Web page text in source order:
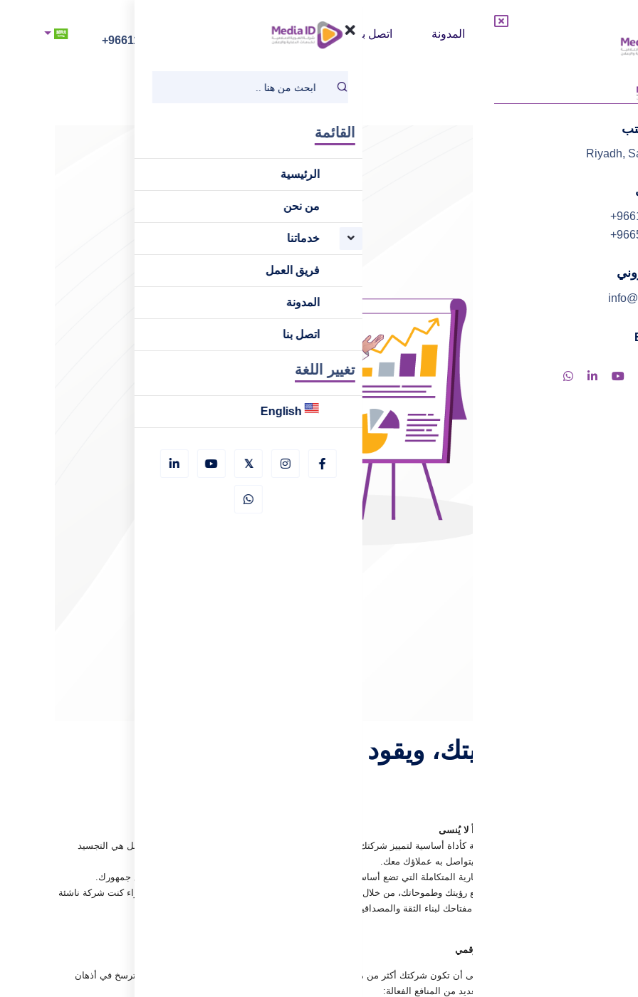
المدونة اتصل بنا +966112218218
القائمة
الرئيسية
من نحن
خدماتنا
فريق العمل
المدونة
اتصل بنا
تغيير اللغة
English
Riyadh,
تصميم يعكس رؤيتك، ويقود تميزك
الإعلامية تبني لك علامة تجارية تترك أثراً لا يُنسى
عالم الأعمال المتسارع، تبرز الهوية التجارية كأداة أساسية لتمييز شركتك عن الآخرين. الهوية التجارية ليست مجرد شعار أو تصميم، بل هي التجسيد
لرسالتك، قيمك، وأسلوبك الفريد الذي يتواصل به عملاؤك معك.
الهوية الإعلامية، نقدم لك خدمة الهوية التجارية المتكاملة التي تضع أساساً قوياً لشركتك وتساهم في بناء علاقة قوية وطويلة الأمد مع جمهورك.
نساعدك في تصميم هوية تجارية تتناغم مع رؤيتك وطموحاتك، من خلال حلول مبتكرة تؤكد مكانتك في السوق وتعزز من تميزك. سواء كنت شركة ناشئة
مؤسسة راسخة، فإن هوية تجارية قوية هي مفتاحك لبناء الثقة والمصداقية، وجذب عملاء جدد.
الهوية التجارية على جمهورك و حضورك الرقمي
خلال تصميم هوية تجارية متكاملة، نعمل على أن تكون شركتك أكثر من مجرد اسم في السوق؛ نجعلها تجربة مرئية ومشاعر إيجابية تترسخ في أذهان
تأثير هوية تجارية قوية يمتد ليشمل العديد من المنافع الفعالة: